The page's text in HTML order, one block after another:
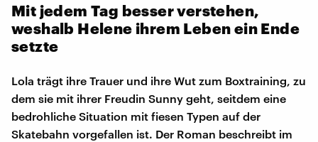
Mit jedem Tag besser verstehen,
weshalb Helene ihrem Leben ein Ende
setzte
Lola trägt ihre Trauer und ihre Wut zum Boxtraining, zu
dem sie mit ihrer Freudin Sunny geht, seitdem eine
bedrohliche Situation mit fiesen Typen auf der
Skatebahn vorgefallen ist. Der Roman beschreibt im